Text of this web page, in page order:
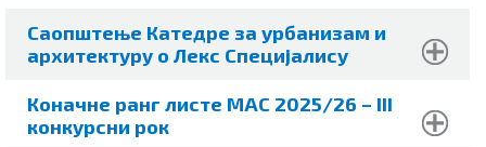
Саопштење Катедре за урбанизам и
архитектуру о Лекс Специјалису
Коначне ранг листе МАС 2025/26 – III
конкурсни рок